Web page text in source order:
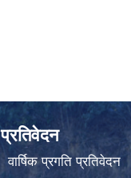
प्रतिवेदन
वार्षिक प्रगति प्रतिवेदन